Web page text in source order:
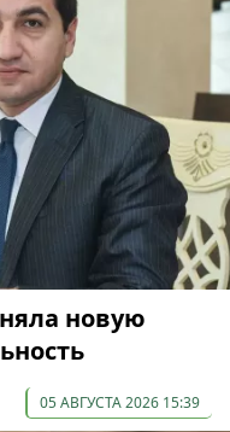
новую
05 АВГУСТА 2026 15:39